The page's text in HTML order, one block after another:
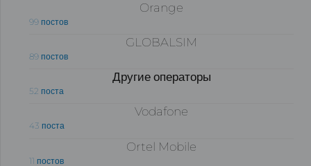
Orange
99 постов
GLOBALSIM
89 постов
Другие операторы
52 поста
Vodafone
43 поста
Ortel Mobile
11 постов